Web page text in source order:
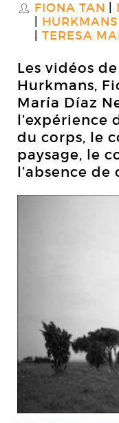
S FIONA TAN
TERESA
Les vidéos
Hurkmans,
María Díaz
l’expérience
du corps, le
paysage, le
l’absence de